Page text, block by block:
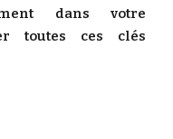
dans votre
toutes ces clés